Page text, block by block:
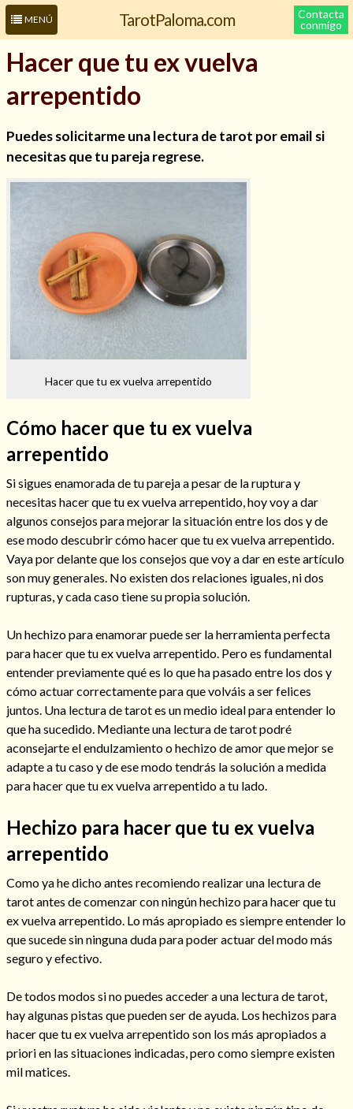
MENÚ TarotPaloma.com
Contacta
conmigo
Hechizos de amor
Amarre para recuperar a mi pareja
Cómo alejar a la amante de mi esposo
Endulzamiento
Hacer que tu ex vuelva
arrepentido
Puedes solicitarme una lectura de tarot por email si
necesitas que tu pareja regrese.
Hacer que tu ex vuelva arrepentido
Cómo hacer que tu ex vuelva
arrepentido
Si sigues enamorada de tu pareja a pesar de la ruptura y
necesitas hacer que tu ex vuelva arrepentido, hoy voy a dar
algunos consejos para mejorar la situación entre los dos y de
ese modo descubrir cómo hacer que tu ex vuelva arrepentido.
Vaya por delante que los consejos que voy a dar en este artículo
son muy generales. No existen dos relaciones iguales, ni dos
rupturas, y cada caso tiene su propia solución.
Un hechizo para enamorar puede ser la herramienta perfecta
para hacer que tu ex vuelva arrepentido. Pero es fundamental
entender previamente qué es lo que ha pasado entre los dos y
cómo actuar correctamente para que volváis a ser felices
juntos. Una lectura de tarot es un medio ideal para entender lo
que ha sucedido. Mediante una lectura de tarot podré
aconsejarte el endulzamiento o hechizo de amor que mejor se
adapte a tu caso y de ese modo tendrás la solución a medida
para hacer que tu ex vuelva arrepentido a tu lado.
Hechizo para hacer que tu ex vuelva
arrepentido
Como ya he dicho antes recomiendo realizar una lectura de
tarot antes de comenzar con ningún hechizo para hacer que tu
ex vuelva arrepentido. Lo más apropiado es siempre entender lo
que sucede sin ninguna duda para poder actuar del modo más
seguro y efectivo.
De todos modos si no puedes acceder a una lectura de tarot,
hay algunas pistas que pueden ser de ayuda. Los hechizos para
hacer que tu ex vuelva arrepentido son los más apropiados a
priori en las situaciones indicadas, pero como siempre existen
mil matices.